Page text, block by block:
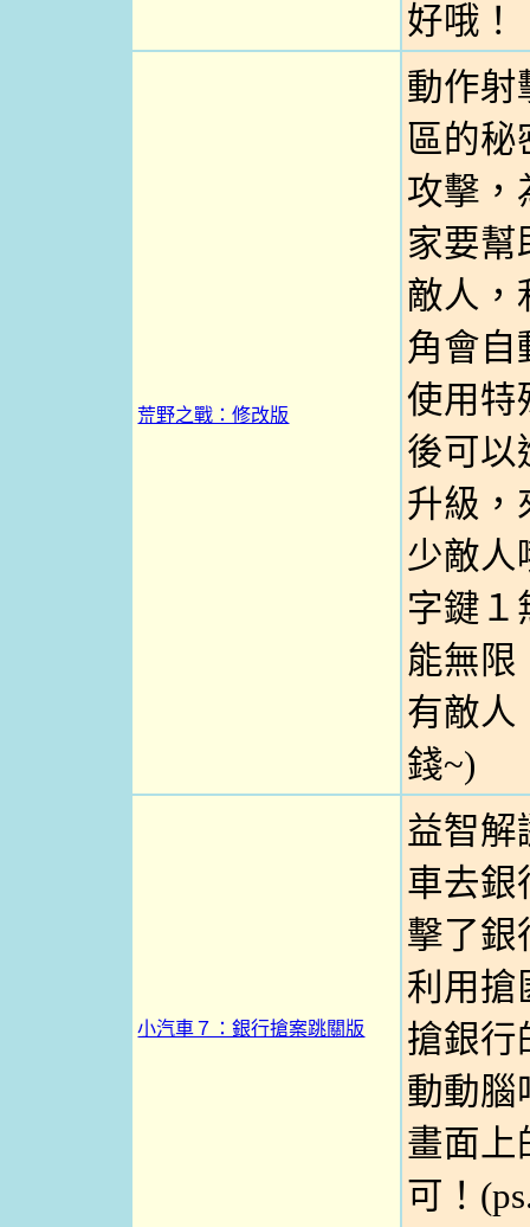
好哦！
荒野之戰：修改版
動作射
區的秘
攻擊，
家要幫
敵人，
角會自
使用特
後可以
升級，
少敵人
字鍵１
能無限
有敵人
錢~)
小汽車７：銀行搶案跳關版
益智解
車去銀
擊了銀
利用搶
搶銀行
動動腦
畫面上
可！